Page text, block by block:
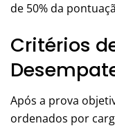
de 50% da
Critérios
Após a prova
ordenados por